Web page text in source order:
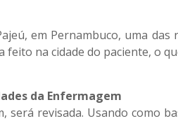
em Pernambuco, uma
na cidade do paciente, o
da Enfermagem
será revisada. Usando como